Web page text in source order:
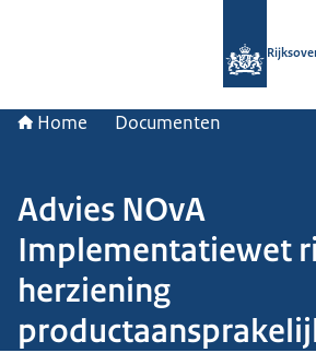
Home Documenten
Advies NOvA
Implementatiewet
herziening